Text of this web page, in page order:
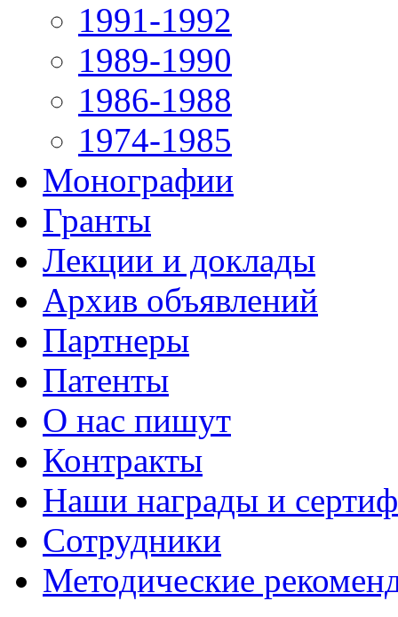
1991-1992
1989-1990
1986-1988
1974-1985
Монографии
Гранты
Лекции и доклады
Архив объявлений
Партнеры
Патенты
О нас пишут
Контракты
Наши награды и
Сотрудники
Методические